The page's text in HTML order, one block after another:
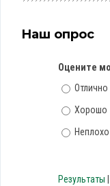
Наш опрос
Оцените
Отлично
Хорошо
Неплохо
Результаты